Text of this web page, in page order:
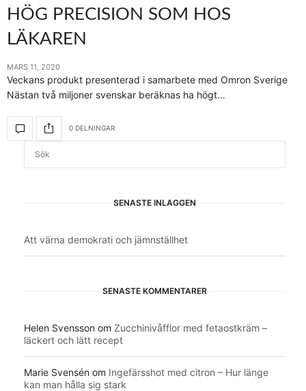
HÖG PRECISION SOM HOS
LÄKAREN
MARS 11, 2020
Veckans produkt presenterad i samarbete med Omron Sverige
Nästan två miljoner svenskar beräknas ha högt…
0 DELNINGAR
SENASTE INLÄGGEN
Att värna demokrati och jämnställhet
SENASTE KOMMENTARER
Helen Svensson om Zucchinivåfflor med fetaostkräm –
läckert och lätt recept
Marie Svensén om Ingefärsshot med citron – Hur länge
kan man hålla sig stark